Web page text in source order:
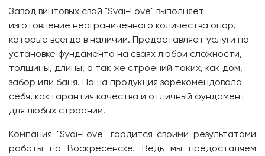
​Завод винтовых свай "Svai-Love" выполняет
изготовление неограниченного количества опор,
которые всегда в наличии. Предоставляет услуги по
установке фундамента на сваях любой сложности,
толщины, длины, а так же строений таких, как дом,
забор или баня. Наша продукция зарекомендовала
себя, как гарантия качества и отличный фундамент
для любых строений.
Компания "Svai-Love" гордится своими результатами
работы по Воскресенске. Ведь мы предосталяем